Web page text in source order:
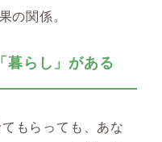
の関係。
暮らし」がある
もらっても、あな